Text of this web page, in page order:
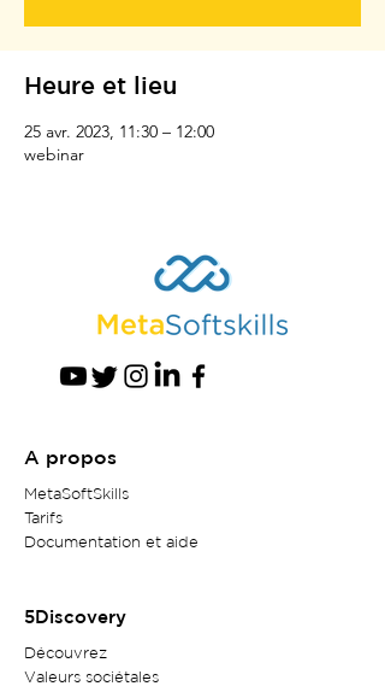
Heure et lieu
25 avr. 2023, 11:30 – 12:00
webinar
A propos
MetaSoftSkills
Tarifs
Documentation et aide
5Discovery
Découvrez
Valeurs sociétales